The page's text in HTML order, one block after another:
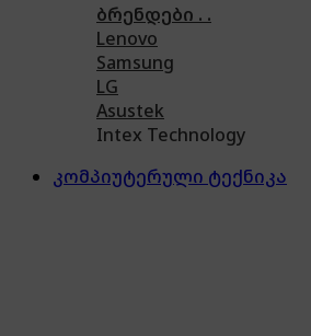
ბრენდები . .
Lenovo
Samsung
LG
Asustek
Intex Technology
კომპიუტერული ტექნიკა